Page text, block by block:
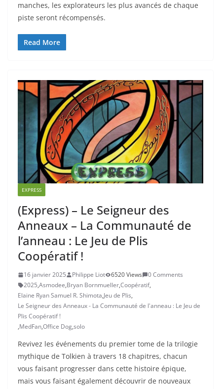
manches, les explorateurs les plus avancés de chaque
piste seront récompensés.
Read More
EXPRESS
(Express) – Le Seigneur des
Anneaux – La Communauté de
l’anneau : Le Jeu de Plis
Coopératif !
16 janvier 2025 Philippe Liot 6520 Views
0 Comments
2025,Asmodee,Bryan Bornmueller,Coopératif,
Elaine Ryan Samuel R. Shimota,Jeu de Plis,
Le Seigneur des Anneaux - La Communauté de l'anneau : Le Jeu de
Plis Coopératif !
,MedFan,Office Dog,solo
Revivez les événements du premier tome de la trilogie
mythique de Tolkien à travers 18 chapitres, chacun
vous faisant progresser dans cette histoire épique,
mais vous faisant également découvrir de nouveaux